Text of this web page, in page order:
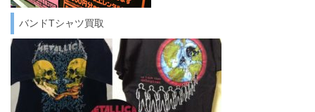
バンドTシャツ買取